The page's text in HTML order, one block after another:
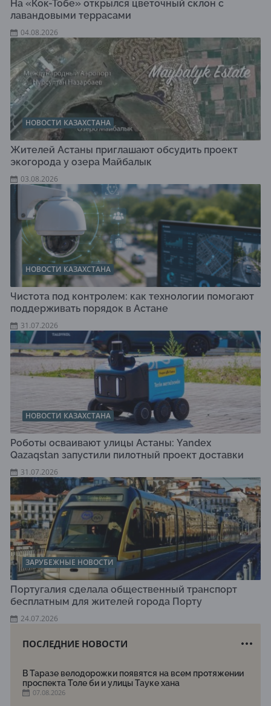
На «Кок-Тобе» открылся цветочный склон с
лавандовыми террасами
04.08.2026
НОВОСТИ КАЗАХСТАНА
Жителей Астаны приглашают обсудить проект
экогорода у озера Майбалык
03.08.2026
НОВОСТИ КАЗАХСТАНА
Чистота под контролем: как технологии помогают
поддерживать порядок в Астане
31.07.2026
НОВОСТИ КАЗАХСТАНА
Роботы осваивают улицы Астаны: Yandex
Qazaqstan запустили пилотный проект доставки
31.07.2026
ЗАРУБЕЖНЫЕ НОВОСТИ
Португалия сделала общественный транспорт
бесплатным для жителей города Порту
24.07.2026
ПОСЛЕДНИЕ НОВОСТИ
В Таразе велодорожки появятся на всем протяжении
проспекта Толе би и улицы Тауке хана
07.08.2026